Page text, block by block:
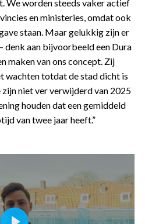
We worden steeds vaker actief
en ministeries, omdat ook
staan. Maar gelukkig zijn er
denk aan bijvoorbeeld een Dura
maken van ons concept. Zij
wachten totdat de stad dicht is
zijn niet ver verwijderd van 2025
houden dat een gemiddeld
van twee jaar heeft.”